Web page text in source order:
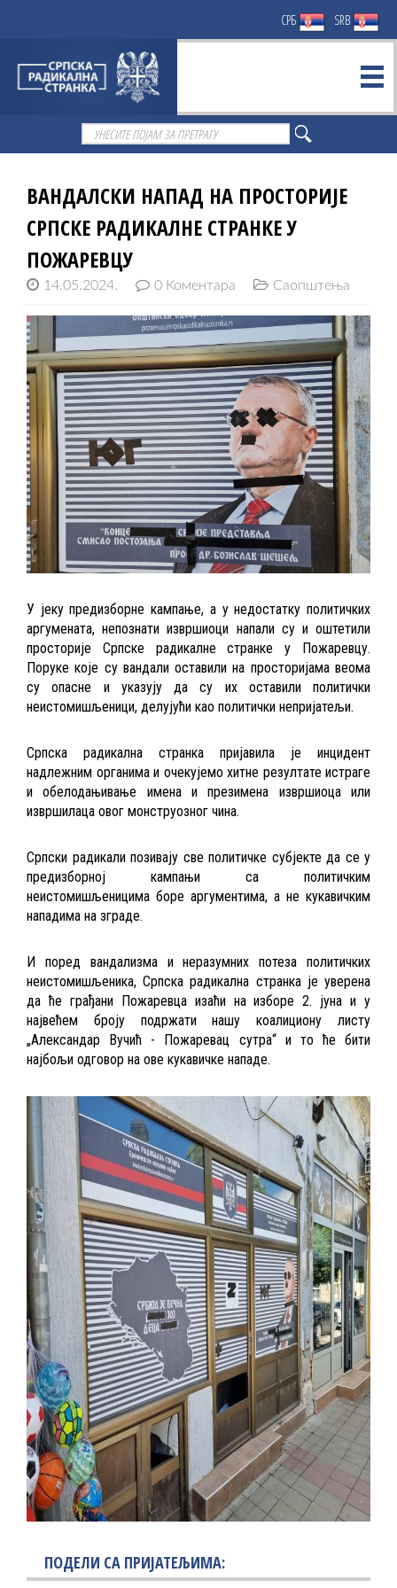
СРБ SRB
ВАНДАЛСКИ НАПАД НА ПРОСТОРИЈЕ
СРПСКЕ РАДИКАЛНЕ СТРАНКЕ У
ПОЖАРЕВЦУ
14.05.2024. 0 Коментара Саопштења
У јеку предизборне кампање, а у недостатку политичких
аргумената, непознати извршиоци напали су и оштетили
просторије Српске радикалне странке у Пожаревцу.
Поруке које су вандали оставили на просторијама веома
су опасне и указују да су их оставили политички
неистомишљеници, делујући као политички непријатељи.
Српска радикална странка пријавила је инцидент
надлежним органима и очекујемо хитне резултате истраге
и обелодањивање имена и презимена извршиоца или
извршилаца овог монструозног чина.
Српски радикали позивају све политичке субјекте да се у
предизборној кампањи са политичким
неистомишљеницима боре аргументима, а не кукавичким
нападима на зграде.
И поред вандализма и неразумних потеза политичких
неистомишљеника, Српска радикална странка је уверена
да ће грађани Пожаревца изаћи на изборе 2. јуна и у
највећем броју подржати нашу коалициону листу
„Александар Вучић - Пожаревац сутра“ и то ће бити
најбољи одговор на ове кукавичке нападе.
ПОДЕЛИ СА ПРИЈАТЕЉИМА: